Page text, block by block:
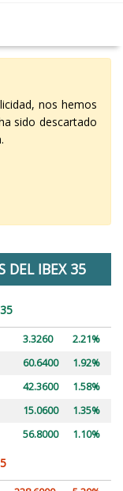
nos hemos
sido descartado
DEL IBEX 35
3.3260
2.21%
60.6400
1.92%
42.3600
1.58%
15.0600
1.35%
56.8000 1.10%